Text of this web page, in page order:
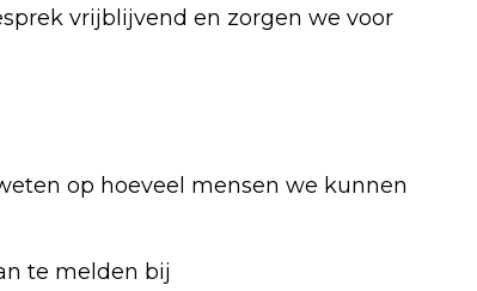
vrijblijvend en zorgen we voor
op hoeveel mensen we kunnen
te melden bij